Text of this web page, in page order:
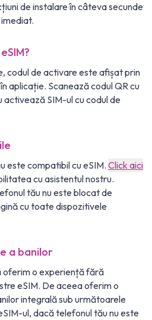
de instalare în câteva secunde
codul de activare este afișat prin
aplicație. Scanează codul QR cu
SIM-ul cu codul de
este compatibil cu eSIM. Click aici
cu asistentul nostru.
tău nu este blocat de
cu toate dispozitivele
a banilor
oferim o experiență fără
eSIM. De aceea oferim o
integrală sub următoarele
ul, dacă telefonul tău nu este